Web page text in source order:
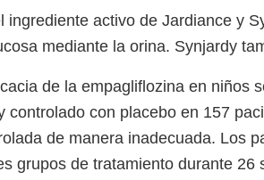
ingrediente activo de Jardiance y
mediante la orina. Synjardy
de la empagliflozina en niños
controlado con placebo en 157
de manera inadecuada. Los
grupos de tratamiento durante 26